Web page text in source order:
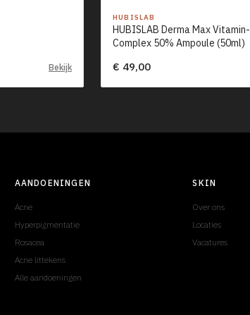
Bekijk
HUBISLAB
HUBISLAB Derma Max
Complex 50% Ampoule (50ml)
€ 49,00
AANDOENINGEN
Acne
Hyperpigmentatie
Rosacea
Acne littekens
Alle aandoeningen
SKIN
Over ons
Locaties
Vacatures